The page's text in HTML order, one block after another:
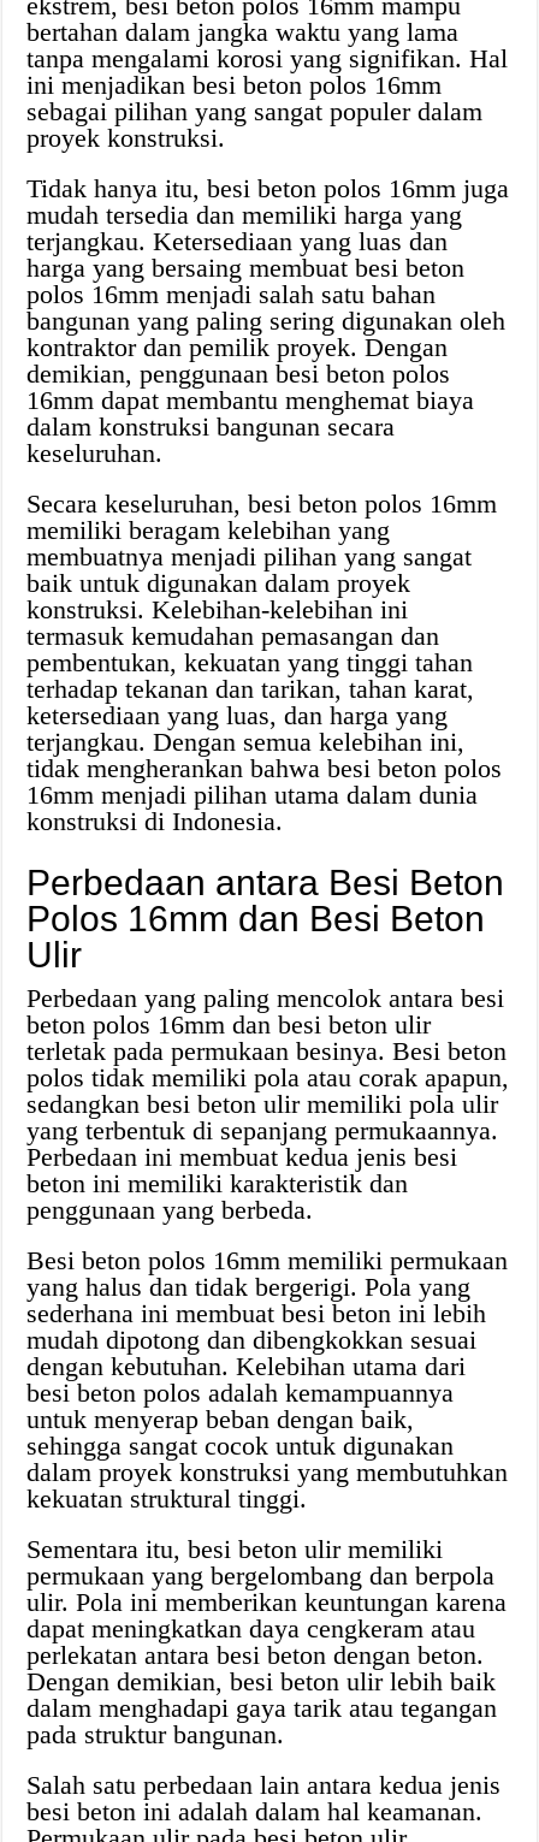
bertahan dalam jangka waktu yang lama
tanpa mengalami korosi yang signifikan. Hal
ini menjadikan besi beton polos 16mm
sebagai pilihan yang sangat populer dalam
proyek konstruksi.
Tidak hanya itu, besi beton polos 16mm juga
mudah tersedia dan memiliki harga yang
terjangkau. Ketersediaan yang luas dan
harga yang bersaing membuat besi beton
polos 16mm menjadi salah satu bahan
bangunan yang paling sering digunakan oleh
kontraktor dan pemilik proyek. Dengan
demikian, penggunaan besi beton polos
16mm dapat membantu menghemat biaya
dalam konstruksi bangunan secara
keseluruhan.
Secara keseluruhan, besi beton polos 16mm
memiliki beragam kelebihan yang
membuatnya menjadi pilihan yang sangat
baik untuk digunakan dalam proyek
konstruksi. Kelebihan-kelebihan ini
termasuk kemudahan pemasangan dan
pembentukan, kekuatan yang tinggi tahan
terhadap tekanan dan tarikan, tahan karat,
ketersediaan yang luas, dan harga yang
terjangkau. Dengan semua kelebihan ini,
tidak mengherankan bahwa besi beton polos
16mm menjadi pilihan utama dalam dunia
konstruksi di Indonesia.
Perbedaan antara Besi Beton
Polos 16mm dan Besi Beton
Ulir
Perbedaan yang paling mencolok antara besi
beton polos 16mm dan besi beton ulir
terletak pada permukaan besinya. Besi beton
polos tidak memiliki pola atau corak apapun,
sedangkan besi beton ulir memiliki pola ulir
yang terbentuk di sepanjang permukaannya.
Perbedaan ini membuat kedua jenis besi
beton ini memiliki karakteristik dan
penggunaan yang berbeda.
Besi beton polos 16mm memiliki permukaan
yang halus dan tidak bergerigi. Pola yang
sederhana ini membuat besi beton ini lebih
mudah dipotong dan dibengkokkan sesuai
dengan kebutuhan. Kelebihan utama dari
besi beton polos adalah kemampuannya
untuk menyerap beban dengan baik,
sehingga sangat cocok untuk digunakan
dalam proyek konstruksi yang membutuhkan
kekuatan struktural tinggi.
Sementara itu, besi beton ulir memiliki
permukaan yang bergelombang dan berpola
ulir. Pola ini memberikan keuntungan karena
dapat meningkatkan daya cengkeram atau
perlekatan antara besi beton dengan beton.
Dengan demikian, besi beton ulir lebih baik
dalam menghadapi gaya tarik atau tegangan
pada struktur bangunan.
Salah satu perbedaan lain antara kedua jenis
besi beton ini adalah dalam hal keamanan.